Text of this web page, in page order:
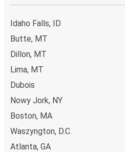
Idaho Falls, ID
Butte, MT
Dillon, MT
Lima, MT
Dubois
Nowy Jork, NY
Boston, MA
Waszyngton, D.C.
Atlanta, GA